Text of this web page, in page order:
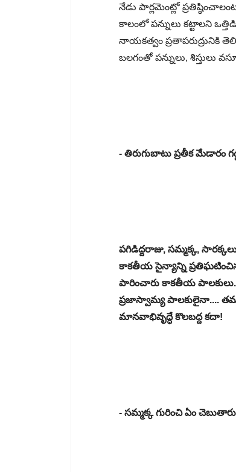
నేడు పార్లమెంట్లో
కాలంలో పన్నులు కట్టాలని
నాయకత్వం ప్రతాపరుద్రునికి
బలగంతో పన్నులు, శిస్తులు
- తిరుగుబాటు ప్రతీక మేడారం
పగిడిద్దరాజు, సమ్మక్క,
కాకతీయ సైన్యాన్ని ప్రతిఘటించిన
పారించారు కాకతీయ
ప్రజాస్వామ్య పాలకులైనా....
మానవాభివృద్ధే కొలబద్ద కదా!
- సమ్మక్క గురించి ఏం